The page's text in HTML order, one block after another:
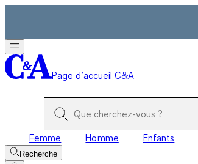
Page d’accueil C&A
Femme Homme Enfants
Recherche